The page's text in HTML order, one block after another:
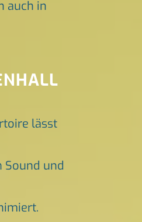
auch in
lässt
Sound und